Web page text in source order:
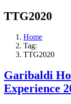
TTG2020
Home
Tag:
TTG2020
Garibaldi
Experience